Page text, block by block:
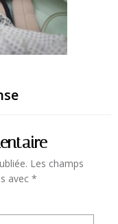
Les champs
avec *